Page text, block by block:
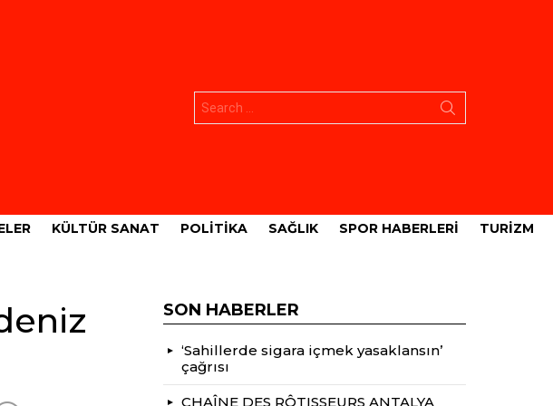
KÜLTÜR SANAT POLITIKA SAĞLIK SPOR HABERLERI TURIZM
SON HABERLER
‘Sahillerde sigara içmek yasaklansın’
çağrısı
CHAÎNE DES RÔTISSEURS ANTALYA